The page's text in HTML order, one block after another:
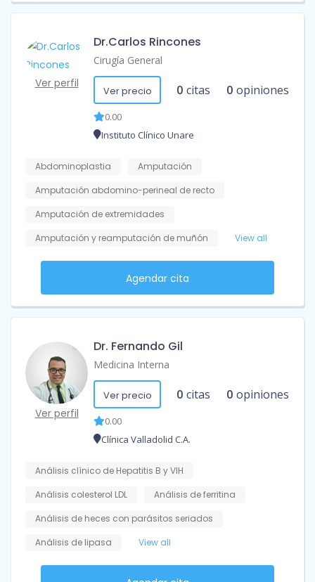
Ver perfil
Dr.Carlos Rincones
Cirugía General
Ver precio 0 citas 0 opiniones
0.00
Instituto Clínico Unare
Abdominoplastia
Amputación
Amputación abdomino-perineal de recto
Amputación de extremidades
Amputación y reamputación de muñón
View all
Agendar cita
Ver perfil
Dr. Fernando Gil
Medicina Interna
Ver precio 0 citas 0 opiniones
0.00
Clínica Valladolid C.A.
Análisis clínico de Hepatitis B y VIH
Análisis colesterol LDL
Análisis de ferritina
Análisis de heces con parásitos seriados
Análisis de lipasa
View all